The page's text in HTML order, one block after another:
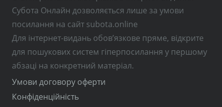
Субота Онлайн дозволяється лише за умови
посилання на сайт subota.online
Для інтернет-видань обов’язкове пряме, відкрите
для пошукових систем гіперпосилання у першому
абзаці на конкретний матеріал.
Умови договору оферти
Конфіденційність